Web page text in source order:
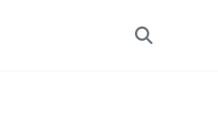
Toggle